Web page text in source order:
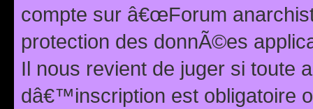
compte sur â€œForum
protection des donnÃ©es
Il nous revient de juger si toute
dâ€™inscription est obligatoire